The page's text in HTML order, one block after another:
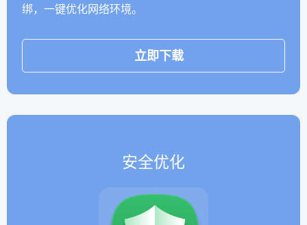
绑，一键优化网络环境。
立即下载
安全优化